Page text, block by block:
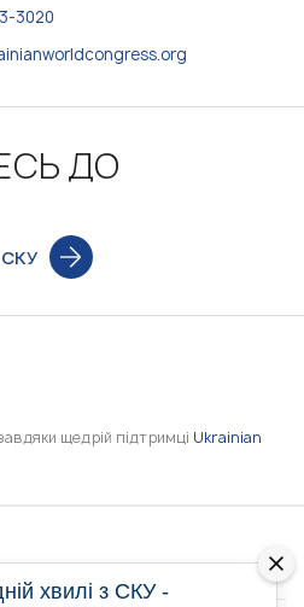
3020
ДО
щедрій підтримці Ukrainian
хвилі з СКУ -